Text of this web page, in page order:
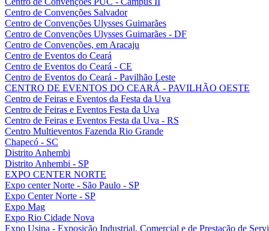
Centro de Convenções Salvador
Centro de Convenções Ulysses Guimarães
Centro de Convenções Ulysses Guimarães - DF
Centro de Convenções, em Aracaju
Centro de Eventos do Ceará
Centro de Eventos do Ceará - CE
Centro de Eventos do Ceará - Pavilhão Leste
CENTRO DE EVENTOS DO CEARÁ - PAVILHÃO OESTE
Centro de Feiras e Eventos da Festa da Uva
Centro de Feiras e Eventos Festa da Uva
Centro de Feiras e Eventos Festa da Uva - RS
Centro Multieventos Fazenda Rio Grande
Chapecó - SC
Distrito Anhembi
Distrito Anhembi - SP
EXPO CENTER NORTE
Expo center Norte - São Paulo - SP
Expo Center Norte - SP
Expo Mag
Expo Rio Cidade Nova
Expo Usipa - Exposição Industrial, Comercial e de Prestação de